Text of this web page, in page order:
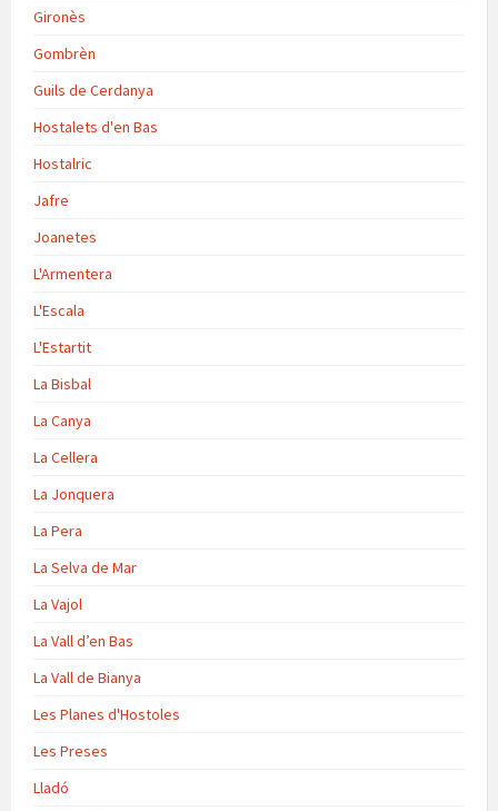
Gironès
Gombrèn
Guils de Cerdanya
Hostalets d'en Bas
Hostalric
Jafre
Joanetes
L'Armentera
L'Escala
L'Estartit
La Bisbal
La Canya
La Cellera
La Jonquera
La Pera
La Selva de Mar
La Vajol
La Vall d’en Bas
La Vall de Bianya
Les Planes d'Hostoles
Les Preses
Lladó